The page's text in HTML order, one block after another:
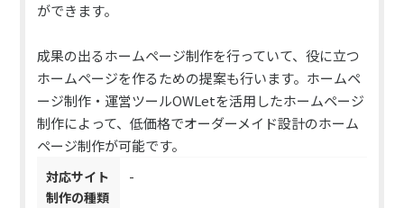
ができます。
成果の出るホームページ制作を行っていて、役に立つ
ホームページを作るための提案も行います。ホームペ
ージ制作・運営ツールOWLetを活用したホームページ
制作によって、低価格でオーダーメイド設計のホーム
ページ制作が可能です。
対応サイト
制作の種類
-